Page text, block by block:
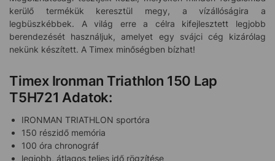
kerülő termékük keresztül megy, a vízállóságira a
legbüszkébbek. A világ erre a célra kifejlesztett legjobb
berendezését használjuk, amelyet egy svájci cég kizárólag
nekünk készített. A Timex minőségben bízhat!
Timex Ironman Triathlon 150 Lap
T5H721 Adatok:
IRONMAN TRIATHLON sportóra
150 részidő memória
100 óra chronográf
legjobb, átlagos teljes idő rögzítése